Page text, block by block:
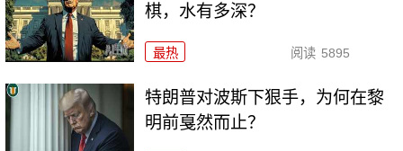
棋，水有多深？
最热 阅读 5895
特朗普对波斯下狠手，为何在黎
明前戛然而止？